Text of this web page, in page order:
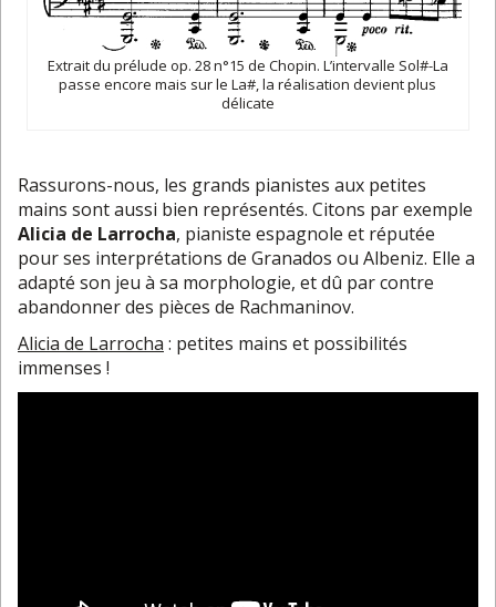
Extrait du prélude op. 28 n°15 de Chopin. L’intervalle Sol#-La
passe encore mais sur le La#, la réalisation devient plus
délicate
Rassurons-nous, les grands pianistes aux petites
mains sont aussi bien représentés. Citons par exemple
Alicia de Larrocha, pianiste espagnole et réputée
pour ses interprétations de Granados ou Albeniz. Elle a
adapté son jeu à sa morphologie, et dû par contre
abandonner des pièces de Rachmaninov.
Alicia de Larrocha : petites mains et possibilités
immenses !